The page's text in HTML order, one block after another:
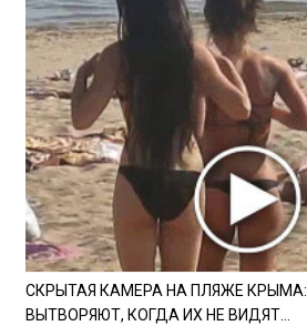
СКРЫТАЯ КАМЕРА НА ПЛЯЖЕ
ВЫТВОРЯЮТ, КОГДА ИХ НЕ ВИДЯТ...